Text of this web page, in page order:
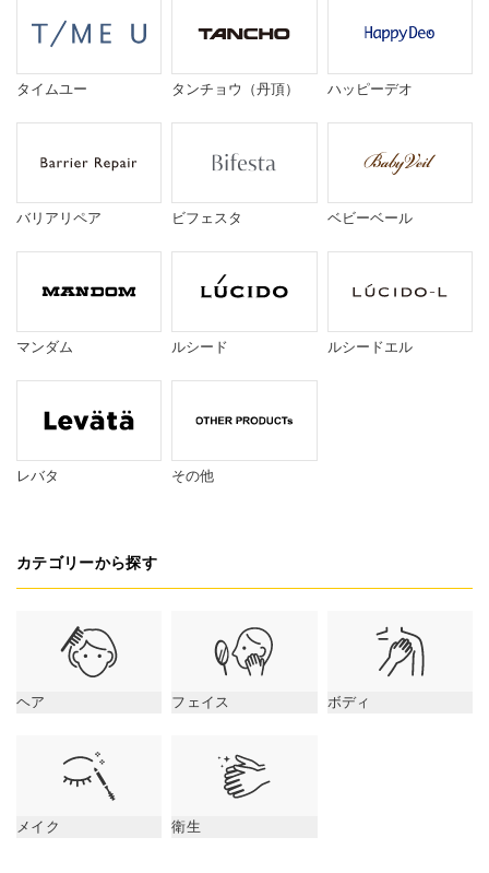
タイムユー タンチョウ（丹頂） ハッピーデオ
バリアリペア ビフェスタ ベビーベール
マンダム ルシード ルシードエル
レバタ その他
カテゴリーから探す
ヘア フェイス ボディ
メイク 衛生